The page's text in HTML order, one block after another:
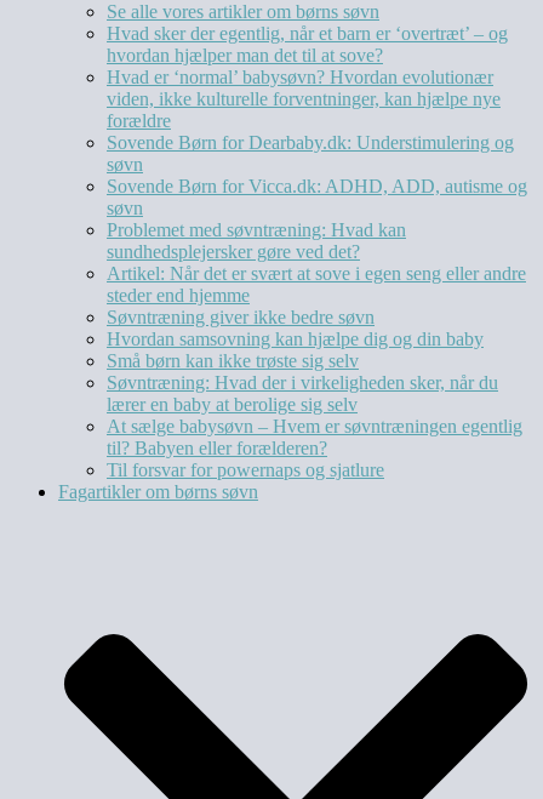
Se alle vores artikler om børns søvn
Hvad sker der egentlig, når et barn er ‘overtræt’ – og
hvordan hjælper man det til at sove?
Hvad er ‘normal’ babysøvn? Hvordan evolutionær
viden, ikke kulturelle forventninger, kan hjælpe nye
forældre
Sovende Børn for Dearbaby.dk: Understimulering og
søvn
Sovende Børn for Vicca.dk: ADHD, ADD, autisme og
søvn
Problemet med søvntræning: Hvad kan
sundhedsplejersker gøre ved det?
Artikel: Når det er svært at sove i egen seng eller andre
steder end hjemme
Søvntræning giver ikke bedre søvn
Hvordan samsovning kan hjælpe dig og din baby
Små børn kan ikke trøste sig selv
Søvntræning: Hvad der i virkeligheden sker, når du
lærer en baby at berolige sig selv
At sælge babysøvn – Hvem er søvntræningen egentlig
til? Babyen eller forælderen?
Til forsvar for powernaps og sjatlure
Fagartikler om børns søvn